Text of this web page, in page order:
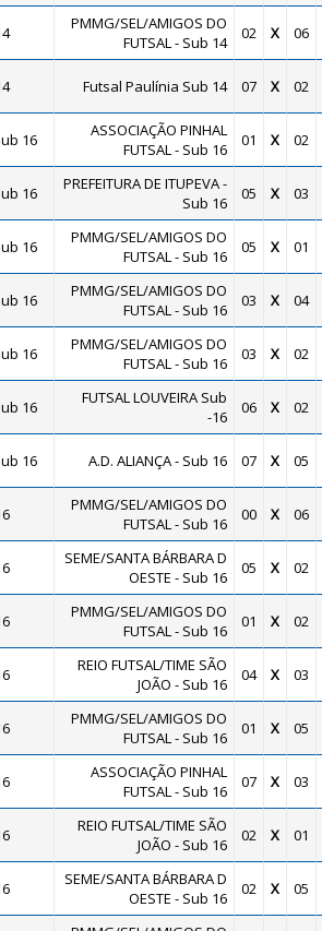
PMMG/SEL/AMIGOS DO
FUTSAL - Sub 14
02 X 06
Futsal Paulínia Sub 14 07 X 02
16
ASSOCIAÇÃO PINHAL
FUTSAL - Sub 16
01 X 02
16
PREFEITURA DE ITUPEVA -
Sub 16
05 X 03
16
PMMG/SEL/AMIGOS DO
FUTSAL - Sub 16
05 X 01
16
PMMG/SEL/AMIGOS DO
FUTSAL - Sub 16
03 X 04
16
PMMG/SEL/AMIGOS DO
FUTSAL - Sub 16
03 X 02
16
FUTSAL LOUVEIRA Sub
-16
06 X 02
16 A.D. ALIANÇA - Sub 16 07 X 05
PMMG/SEL/AMIGOS DO
FUTSAL - Sub 16
00 X 06
SEME/SANTA BÁRBARA D
OESTE - Sub 16
05 X 02
PMMG/SEL/AMIGOS DO
FUTSAL - Sub 16
01 X 02
REIO FUTSAL/TIME SÃO
JOÃO - Sub 16
04 X 03
PMMG/SEL/AMIGOS DO
FUTSAL - Sub 16
01 X 05
ASSOCIAÇÃO PINHAL
FUTSAL - Sub 16
07 X 03
REIO FUTSAL/TIME SÃO
JOÃO - Sub 16
02 X 01
SEME/SANTA BÁRBARA D
OESTE - Sub 16
02 X 05